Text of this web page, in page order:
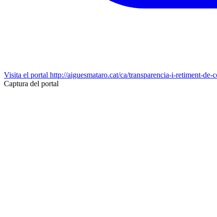
Visita el portal http://aiguesmataro.cat/ca/transparencia-i-retiment-de-
Captura del portal